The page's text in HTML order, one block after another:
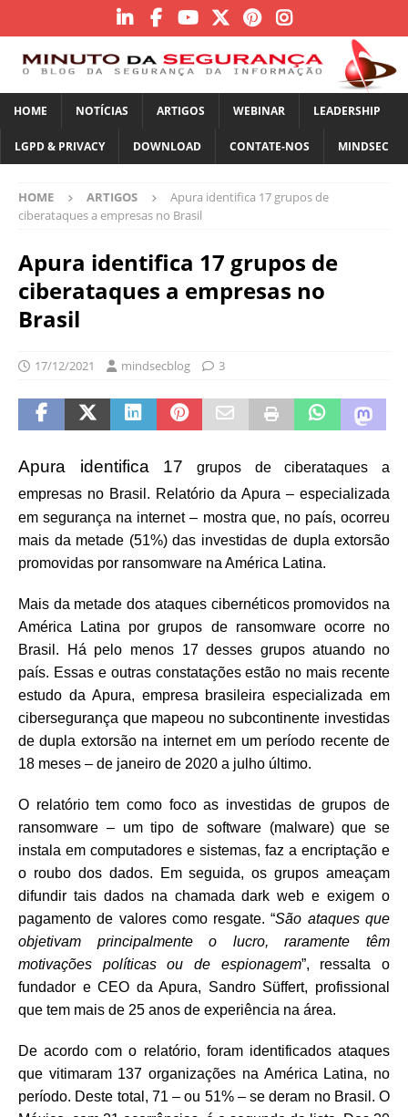
HOME NOTÍCIAS ARTIGOS WEBINAR LEADERSHIP
LGPD & PRIVACY DOWNLOAD CONTATE-NOS MINDSEC
HOME ARTIGOS
Apura identifica 17 grupos de
ciberataques a empresas no Brasil
Apura identifica 17 grupos de
ciberataques a empresas no
Brasil
17/12/2021 mindsecblog 3
Apura identifica 17 grupos de ciberataques a
empresas no Brasil. Relatório da Apura – especializada
em segurança na internet – mostra que, no país, ocorreu
mais da metade (51%) das investidas de dupla extorsão
promovidas por ransomware na América Latina.
Mais da metade dos ataques cibernéticos promovidos na
América Latina por grupos de ransomware ocorre no
Brasil. Há pelo menos 17 desses grupos atuando no
país. Essas e outras constatações estão no mais recente
estudo da Apura, empresa brasileira especializada em
cibersegurança que mapeou no subcontinente investidas
de dupla extorsão na internet em um período recente de
18 meses – de janeiro de 2020 a julho último.
O relatório tem como foco as investidas de grupos de
ransomware – um tipo de software (malware) que se
instala em computadores e sistemas, faz a encriptação e
o roubo dos dados. Em seguida, os grupos ameaçam
difundir tais dados na chamada dark web e exigem o
pagamento de valores como resgate. “São ataques que
objetivam principalmente o lucro, raramente têm
motivações políticas ou de espionagem”, ressalta o
fundador e CEO da Apura, Sandro Süffert, profissional
que tem mais de 25 anos de experiência na área.
De acordo com o relatório, foram identificados ataques
que vitimaram 137 organizações na América Latina, no
período. Deste total, 71 – ou 51% – se deram no Brasil. O